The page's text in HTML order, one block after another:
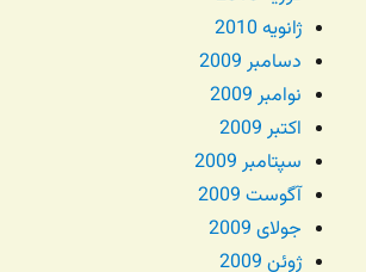
ژانویه 2010
دسامبر 2009
نوامبر 2009
اکتبر 2009
سپتامبر 2009
آگوست 2009
جولای 2009
ژوئن 2009